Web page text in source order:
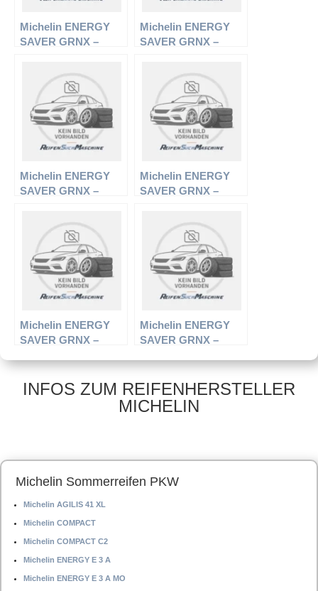
Michelin ENERGY
SAVER GRNX –
Sommerreifen
Michelin ENERGY
SAVER GRNX –
Sommerreifen
Michelin ENERGY
SAVER GRNX –
Sommerreifen
Michelin ENERGY
SAVER GRNX –
Sommerreifen
Michelin ENERGY
SAVER GRNX –
R15 96H –
Sommerreifen
Michelin ENERGY
SAVER GRNX –
R14 89H –
Sommerreifen
INFOS ZUM REIFENHERSTELLER
MICHELIN
Michelin Sommerreifen PKW
Michelin AGILIS 41 XL
Michelin COMPACT
Michelin COMPACT C2
Michelin ENERGY E 3 A
Michelin ENERGY E 3 A MO